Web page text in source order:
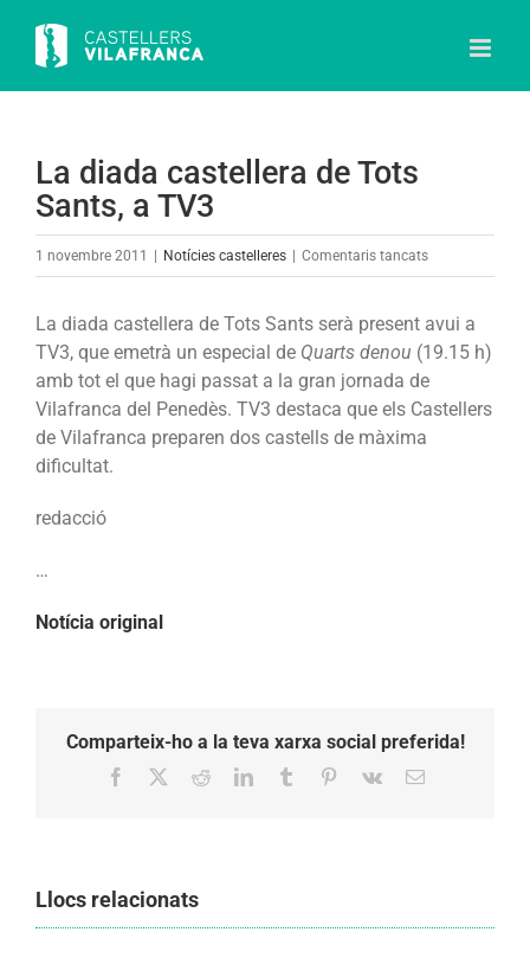
content
La diada castellera de Tots
Sants, a TV3
1 novembre 2011 Notícies castelleres Comentaris tancatsa
castellera
La diada castellera de Tots Sants serà present avui a
TV3, que emetrà un especial de Quarts denou (19.15 h)
amb tot el que hagi passat a la gran jornada de
Vilafranca del Penedès. TV3 destaca que els Castellers
de Vilafranca preparen dos castells de màxima
dificultat.
redacció
…
Notícia original
Comparteix-ho a la teva xarxa social preferida!
Facebook RedditLinkedInTumblr Pinterest
Vk Email:
Llocs relacionats